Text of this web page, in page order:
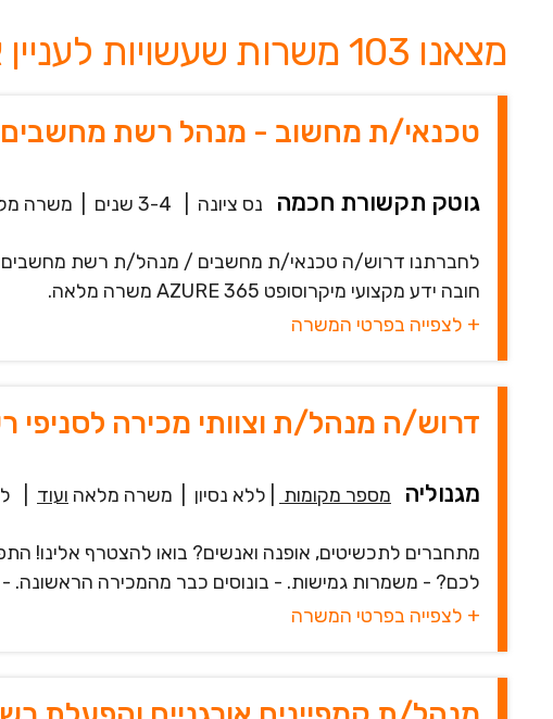
מצאנו 103 משרות שעשויות לעניין אותך
טכנאי/ת מחשוב - מנהל רשת מחשבים
גוטק תקשורת חכמה נס ציונה 3-4 שנים משרה
חובה ידע מקצועי מיקרוסופט 365 AZURE משרה מלאה.
+ לצפייה בפרטי המשרה
דרוש/ה מנהל/ת וצוותי מכירה לסניפי
מגנוליה מספר מקומות ללא נסיון משרה מלאה ועוד
מתחברים לתכשיטים, אופנה ואנשים? בואו להצטרף אלינו!
לכם? - משמרות גמישות. - בונוסים כבר מהמכירה
+ לצפייה בפרטי המשרה